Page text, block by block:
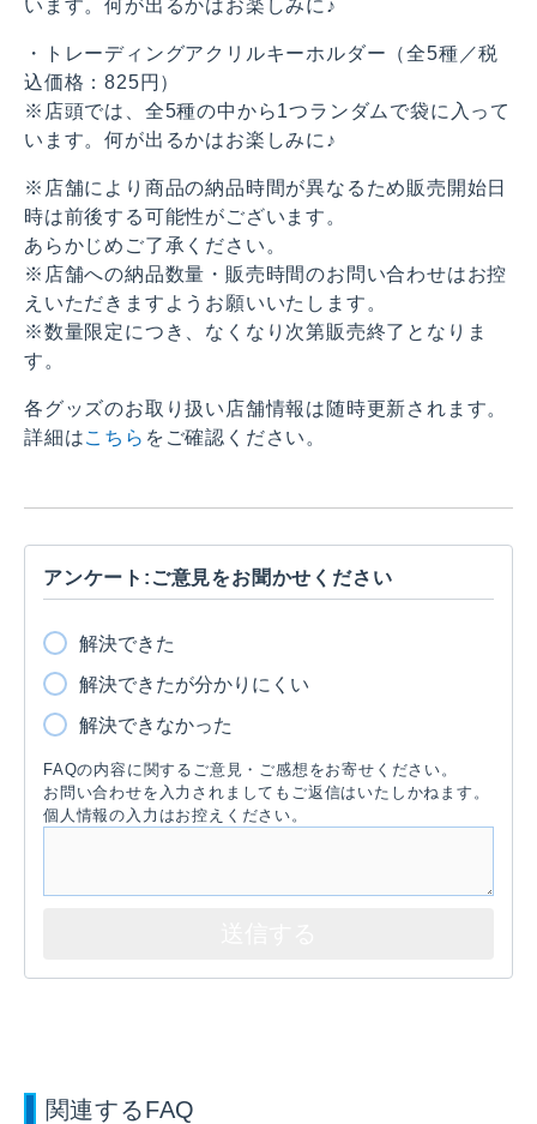
います。何が出るかはお楽しみに♪
・トレーディングアクリルキーホルダー（全5種／税
込価格：825円）
※店頭では、全5種の中から1つランダムで袋に入って
います。何が出るかはお楽しみに♪
※店舗により商品の納品時間が異なるため販売開始日
時は前後する可能性がございます。
あらかじめご了承ください。
※店舗への納品数量・販売時間のお問い合わせはお控
えいただきますようお願いいたします。
※数量限定につき、なくなり次第販売終了となりま
す。
各グッズのお取り扱い店舗情報は随時更新されます。
詳細はこちら をご確認ください。
アンケート:ご意見をお聞かせください
解決できた
解決できたが分かりにくい
解決できなかった
FAQの内容に関するご意見・ご感想をお寄せください。
お問い合わせを入力されましてもご返信はいたしかねます。
個人情報の入力はお控えください。
関連するFAQ